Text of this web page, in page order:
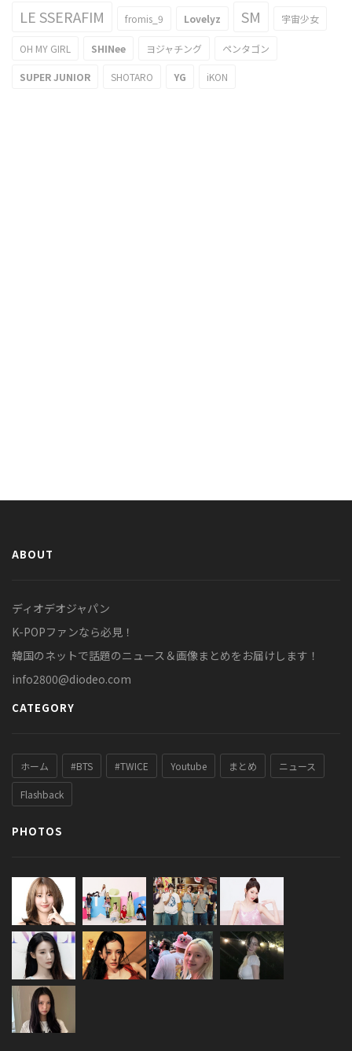
LE SSERAFIM fromis_9 Lovelyz SM 宇宙少女
OH MY GIRL SHINee ヨジャチング ペンタゴン
SUPER JUNIOR SHOTARO YG iKON
ABOUT
ディオデオジャパン
K-POPファンなら必見！
韓国のネットで話題のニュース＆画像まとめをお届けします！
info2800@diodeo.com
CATEGORY
ホーム #BTS #TWICE Youtube まとめ ニュース
Flashback
PHOTOS